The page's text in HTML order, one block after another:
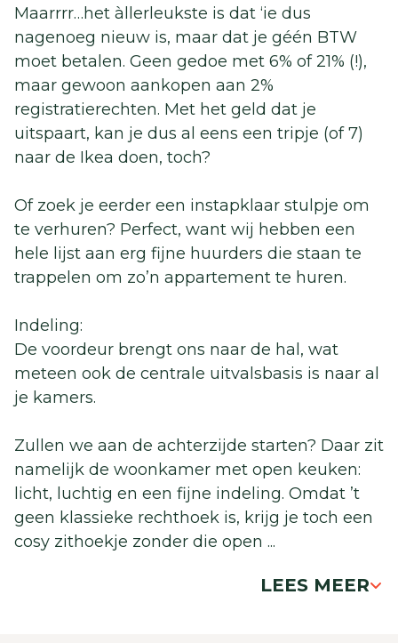
Maarrrr…het àllerleukste is dat ‘ie dus
nagenoeg nieuw is, maar dat je géén BTW
moet betalen. Geen gedoe met 6% of 21% (!),
maar gewoon aankopen aan 2%
registratierechten. Met het geld dat je
uitspaart, kan je dus al eens een tripje (of 7)
naar de Ikea doen, toch?
Of zoek je eerder een instapklaar stulpje om
te verhuren? Perfect, want wij hebben een
hele lijst aan erg fijne huurders die staan te
trappelen om zo’n appartement te huren.
Indeling:
De voordeur brengt ons naar de hal, wat
meteen ook de centrale uitvalsbasis is naar al
je kamers.
Zullen we aan de achterzijde starten? Daar zit
namelijk de woonkamer met open keuken:
licht, luchtig en een fijne indeling. Omdat ’t
geen klassieke rechthoek is, krijg je toch een
cosy zithoekje zonder die open ...
LEES MEER